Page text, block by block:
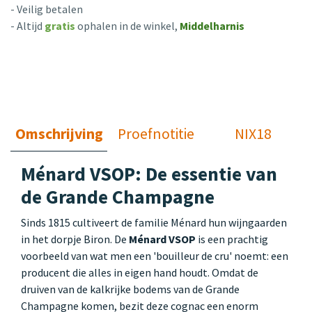
- Veilig betalen
- Altijd gratis ophalen in de winkel, Middelharnis
Omschrijving Proefnotitie NIX18
Ménard VSOP: De essentie van
de Grande Champagne
Sinds 1815 cultiveert de familie Ménard hun wijngaarden
in het dorpje Biron. De Ménard VSOP is een prachtig
voorbeeld van wat men een 'bouilleur de cru' noemt: een
producent die alles in eigen hand houdt. Omdat de
druiven van de kalkrijke bodems van de Grande
Champagne komen, bezit deze cognac een enorm